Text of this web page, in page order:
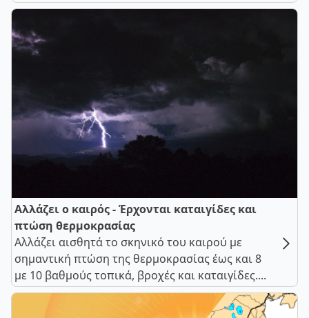
Αλλάζει ο καιρός - Έρχονται καταιγίδες και
πτώση θερμοκρασίας
Αλλάζει αισθητά το σκηνικό του καιρού με
σημαντική πτώση της θερμοκρασίας έως και 8
με 10 βαθμούς τοπικά, βροχές και καταιγίδες....